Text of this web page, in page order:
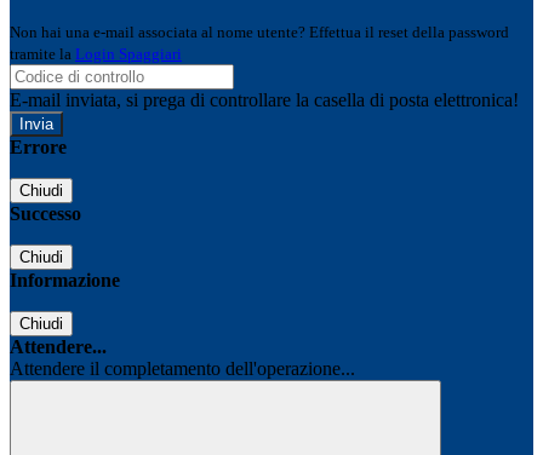
Non hai una e-mail associata al nome utente? Effettua il reset della password
tramite la Login Spaggiari
E-mail inviata, si prega di controllare la casella di posta elettronica!
Errore
Chiudi
Successo
Chiudi
Informazione
Chiudi
Attendere...
Attendere il completamento dell'operazione...